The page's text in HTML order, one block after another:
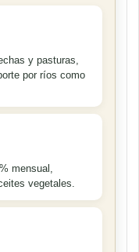
y pasturas,
por ríos como
mensual,
vegetales.